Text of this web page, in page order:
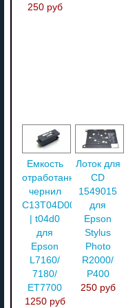
250 руб
Емкость
отработанных
чернил
C13T04D000
| t04d0
для
Epson
L7160/
7180/
ET7700
1250 руб
Лоток для
CD
1549015
для
Epson
Stylus
Photo
R2000/
P400
250 руб